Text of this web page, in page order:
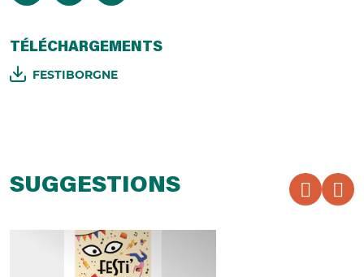
TÉLÉCHARGEMENTS
FESTIBORGNE
SUGGESTIONS